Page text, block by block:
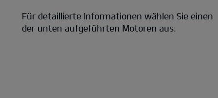
Für de­tail­lierte Informationen wählen Sie einen
der unten aufgeführten Motoren aus.